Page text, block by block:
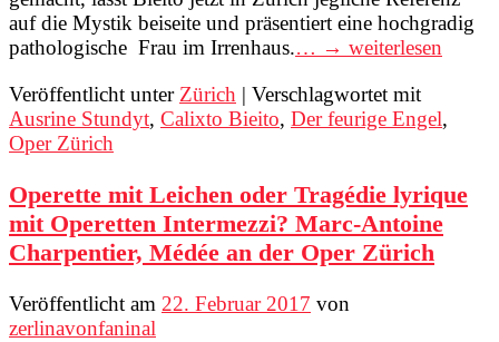
auf die Mystik beiseite und präsentiert eine hochgradig
pathologische Frau im Irrenhaus.… → weiterlesen
Veröffentlicht unter Zürich | Verschlagwortet mit
Ausrine Stundyt, Calixto Bieito, Der feurige Engel,
Oper Zürich
Operette mit Leichen oder Tragédie lyrique
mit Operetten Intermezzi? Marc-Antoine
Charpentier, Médée an der Oper Zürich
Veröffentlicht am 22. Februar 2017 von
zerlinavonfaninal